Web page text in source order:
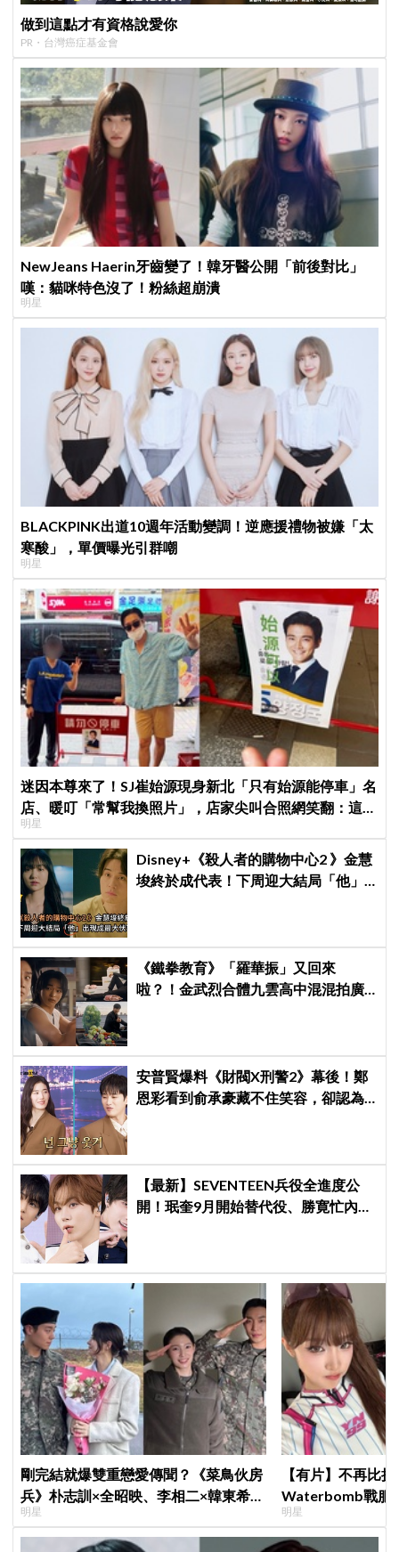
做到這點才有資格說愛你
PR・台灣癌症基金會
NewJeans Haerin牙齒變了！韓牙醫公開「前後對比」
嘆：貓咪特色沒了！粉絲超崩潰
明星
BLACKPINK出道10週年活動變調！逆應援禮物被嫌「太
寒酸」，單價曝光引群嘲
明星
迷因本尊來了！SJ崔始源現身新北「只有始源能停車」名
店、暖叮「常幫我換照片」，店家尖叫合照網笑翻：這輩
子不能脫粉了
明星
Disney+《殺人者的購物中心2 》金慧
埈終於成代表！下周迎大結局「他」
《鐵拳教育》「羅華振」又回來
啦？！金武烈合體九雲高中混混拍廣
安普賢爆料《財閥X刑警2》幕後！鄭
恩彩看到俞承豪藏不住笑容，卻認為
【最新】SEVENTEEN兵役全進度公
開！珉奎9月開始替代役、勝寛忙內
剛完結就爆雙重戀愛傳聞？《菜鳥伙房
兵》朴志訓×全昭映、李相二×韓東希遭
傳交往，導演發聲：不要造假
明星
【有片】不再比
Waterbomb戰服
評，逆向操作炸
明星